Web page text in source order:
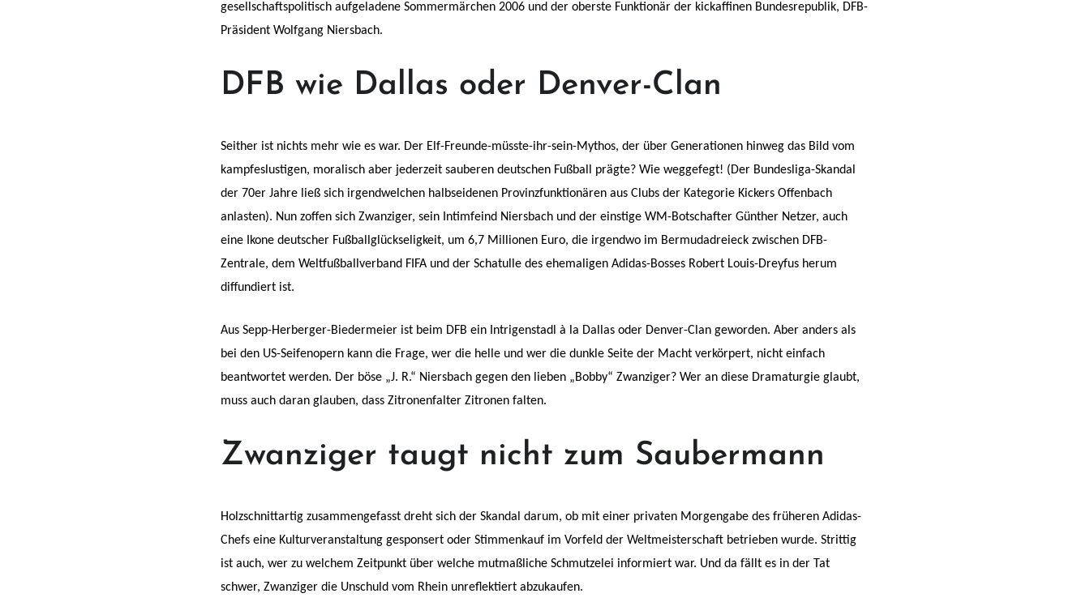
gesellschaftspolitisch aufgeladene Sommermärchen 2006 und der oberste Funktionär der kickaffinen Bundesrepublik, DFB-
Präsident Wolfgang Niersbach.
DFB wie Dallas oder Denver-Clan
Seither ist nichts mehr wie es war. Der Elf-Freunde-müsste-ihr-sein-Mythos, der über Generationen hinweg das Bild vom
kampfeslustigen, moralisch aber jederzeit sauberen deutschen Fußball prägte? Wie weggefegt! (Der Bundesliga-Skandal
der 70er Jahre ließ sich irgendwelchen halbseidenen Provinzfunktionären aus Clubs der Kategorie Kickers Offenbach
anlasten). Nun zoffen sich Zwanziger, sein Intimfeind Niersbach und der einstige WM-Botschafter Günther Netzer, auch
eine Ikone deutscher Fußballglückseligkeit, um 6,7 Millionen Euro, die irgendwo im Bermudadreieck zwischen DFB-
Zentrale, dem Weltfußballverband FIFA und der Schatulle des ehemaligen Adidas-Bosses Robert Louis-Dreyfus herum
diffundiert ist.
Aus Sepp-Herberger-Biedermeier ist beim DFB ein Intrigenstadl à la Dallas oder Denver-Clan geworden. Aber anders als
bei den US-Seifenopern kann die Frage, wer die helle und wer die dunkle Seite der Macht verkörpert, nicht einfach
beantwortet werden. Der böse „J. R.“ Niersbach gegen den lieben „Bobby“ Zwanziger? Wer an diese Dramaturgie glaubt,
muss auch daran glauben, dass Zitronenfalter Zitronen falten.
Zwanziger taugt nicht zum Saubermann
Holzschnittartig zusammengefasst dreht sich der Skandal darum, ob mit einer privaten Morgengabe des früheren Adidas-
Chefs eine Kulturveranstaltung gesponsert oder Stimmenkauf im Vorfeld der Weltmeisterschaft betrieben wurde. Strittig
ist auch, wer zu welchem Zeitpunkt über welche mutmaßliche Schmutzelei informiert war. Und da fällt es in der Tat
schwer, Zwanziger die Unschuld vom Rhein unreflektiert abzukaufen.